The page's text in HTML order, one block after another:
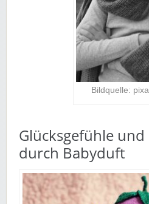
Bildquelle:
Glücksgefühle
durch Babyduft